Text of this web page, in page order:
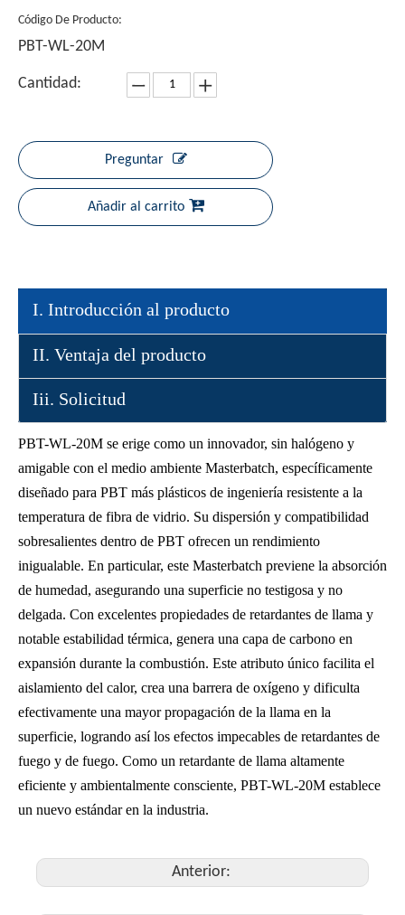
Código De Producto:
PBT-WL-20M
Cantidad:
Preguntar
Añadir al carrito
I. Introducción al producto
II. Ventaja del producto
Iii. Solicitud
PBT-WL-20M se erige como un innovador, sin halógeno y
amigable con el medio ambiente Masterbatch, específicamente
diseñado para PBT más plásticos de ingeniería resistente a la
temperatura de fibra de vidrio. Su dispersión y compatibilidad
sobresalientes dentro de PBT ofrecen un rendimiento
inigualable. En particular, este Masterbatch previene la absorción
de humedad, asegurando una superficie no testigosa y no
delgada. Con excelentes propiedades de retardantes de llama y
notable estabilidad térmica, genera una capa de carbono en
expansión durante la combustión. Este atributo único facilita el
aislamiento del calor, crea una barrera de oxígeno y dificulta
efectivamente una mayor propagación de la llama en la
superficie, logrando así los efectos impecables de retardantes de
fuego y de fuego. Como un retardante de llama altamente
eficiente y ambientalmente consciente, PBT-WL-20M establece
un nuevo estándar en la industria.
Anterior: